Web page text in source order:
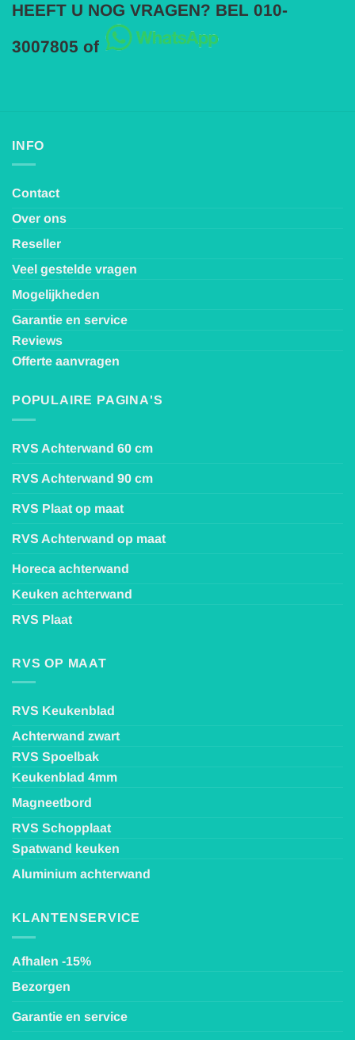
HEEFT U NOG VRAGEN? BEL 010-
3007805 of
INFO
Contact
Over ons
Reseller
Veel gestelde vragen
Mogelijkheden
Garantie en service
Reviews
Offerte aanvragen
POPULAIRE PAGINA'S
RVS Achterwand 60 cm
RVS Achterwand 90 cm
RVS Plaat op maat
RVS Achterwand op maat
Horeca achterwand
Keuken achterwand
RVS Plaat
RVS OP MAAT
RVS Keukenblad
Achterwand zwart
RVS Spoelbak
Keukenblad 4mm
Magneetbord
RVS Schopplaat
Spatwand keuken
Aluminium achterwand
KLANTENSERVICE
Afhalen -15%
Bezorgen
Garantie en service